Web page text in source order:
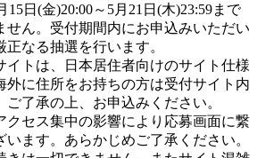
15日(金)20:00～5月21日(木)23:59まで
ん。受付期間内にお申込みいただい
なる抽選を行います。
トは、日本居住者向けのサイト仕様
外に住所をお持ちの方は受付サイト内
了承の上、お申込みください。
セス集中の影響により応募画面に繋
ます。あらかじめご了承ください。